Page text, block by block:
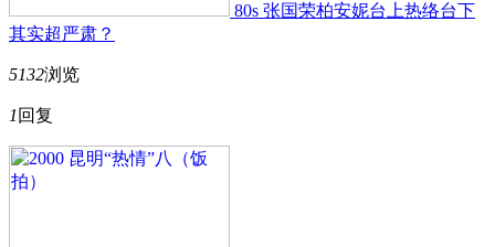
80s 张国荣柏安妮台上热络台下
其实超严肃？
5132浏览
1 回复